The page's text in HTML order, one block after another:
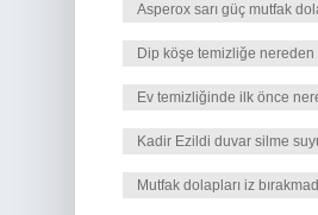
Asperox sarı güç mutfak
Dip köşe temizliğe nereden
Ev temizliğinde ilk önce
Kadir Ezildi duvar silme
Mutfak dolapları iz